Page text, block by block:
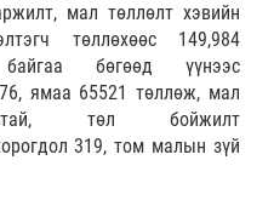
мал төллөлт хэвийн
төллөхөөс 149,984
бөгөөд үүнээс
ямаа 65521 төллөж, мал
төл бойжилт
319, том малын зүй